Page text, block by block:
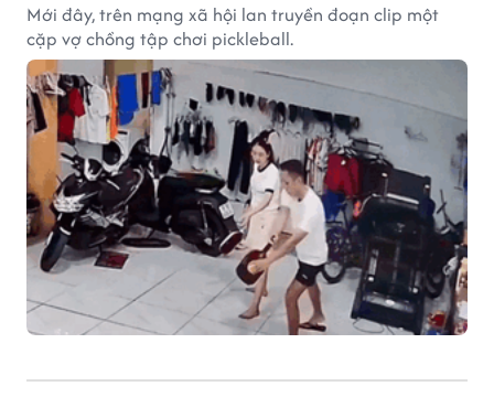
Mới đây, trên mạng xã hội lan truyền đoạn clip một
cặp vợ chồng tập chơi pickleball.